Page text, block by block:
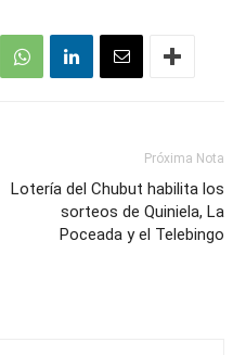
Próxima Nota
Lotería del Chubut habilita los
sorteos de Quiniela, La
Poceada y el Telebingo